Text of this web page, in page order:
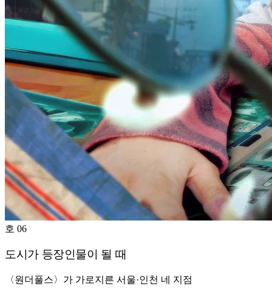
호 06
도시가 등장인물이 될 때
〈원더풀스〉가 가로지른 서울·인천 네 지점